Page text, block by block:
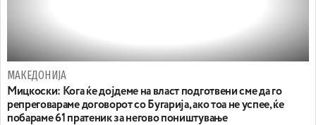
МАКЕДОНИЈА
Мицкоски: Кога ќе дојдеме на власт подготвени сме да го
репреговараме договорот со Бугарија, ако тоа не успее, ќе
побараме 61 пратеник за негово поништување